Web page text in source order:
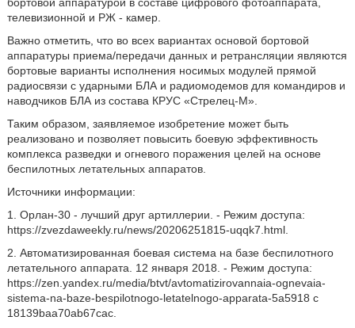
телевизионной и РЖ - камер.
Важно отметить, что во всех вариантах основой бортовой
аппаратуры приема/передачи данных и ретрансляции являются
бортовые варианты исполнения носимых модулей прямой
радиосвязи с ударными БЛА и радиомодемов для командиров и
наводчиков БЛА из состава КРУС «Стрелец-М».
Таким образом, заявляемое изобретение может быть
реализовано и позволяет повысить боевую эффективность
комплекса разведки и огневого поражения целей на основе
беспилотных летательных аппаратов.
Источники информации:
1. Орлан-30 - лучший друг артиллерии. - Режим доступа:
https://zvezdaweekly.ru/news/20206251815-uqqk7.html.
2. Автоматизированная боевая система на базе беспилотного
летательного аппарата. 12 января 2018. - Режим доступа:
https://zen.yandex.ru/media/btvt/avtomatizirovannaia-ognevaia-
sistema-na-baze-bespilotnogo-letatelnogo-apparata-5a5918 с
18139baa70ab67cac.